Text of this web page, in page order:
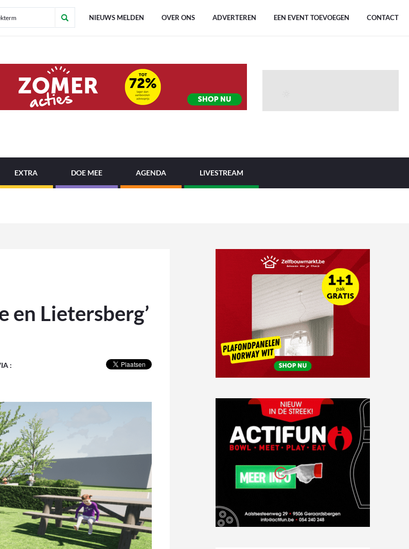
NIEUWS MELDEN OVER ONS ADVERTEREN EEN EVENT TOEVOEGEN CONTACT
EXTRA DOE MEE AGENDA LIVESTREAM
en Lietersberg’
: